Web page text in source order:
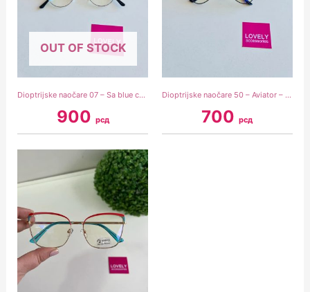
OUT OF STOCK
Dioptrijske naočare 07 – Sa blue cut zaštitinim staklima
900 рсд
Dioptrijske naočare 50 – Aviator – Crne
700рсд